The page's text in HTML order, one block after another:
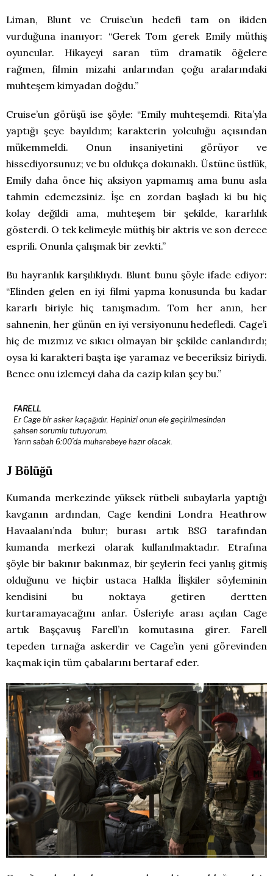
Liman, Blunt ve Cruise’un hedefi tam on ikiden
vurduğuna inanıyor: “Gerek Tom gerek Emily müthiş
oyuncular. Hikayeyi saran tüm dramatik öğelere
rağmen, filmin mizahi anlarından çoğu aralarındaki
muhteşem kimyadan doğdu.”
Cruise’un görüşü ise şöyle: “Emily muhteşemdi. Rita’yla
yaptığı şeye bayıldım; karakterin yolculuğu açısından
mükemmeldi. Onun insaniyetini görüyor ve
hissediyorsunuz; ve bu oldukça dokunaklı. Üstüne üstlük,
Emily daha önce hiç aksiyon yapmamış ama bunu asla
tahmin edemezsiniz. İşe en zordan başladı ki bu hiç
kolay değildi ama, muhteşem bir şekilde, kararlılık
gösterdi. O tek kelimeyle müthiş bir aktris ve son derece
esprili. Onunla çalışmak bir zevkti.”
Bu hayranlık karşılıklıydı. Blunt bunu şöyle ifade ediyor:
“Elinden gelen en iyi filmi yapma konusunda bu kadar
kararlı biriyle hiç tanışmadım. Tom her anın, her
sahnenin, her günün en iyi versiyonunu hedefledi. Cage’i
hiç de mızmız ve sıkıcı olmayan bir şekilde canlandırdı;
oysa ki karakteri başta işe yaramaz ve beceriksiz biriydi.
Bence onu izlemeyi daha da cazip kılan şey bu.”
FARELL
Er Cage bir asker kaçağıdır. Hepinizi onun ele geçirilmesinden
şahsen sorumlu tutuyorum.
Yarın sabah 6:00’da muharebeye hazır olacak.
J Bölüğü
Kumanda merkezinde yüksek rütbeli subaylarla yaptığı
kavganın ardından, Cage kendini Londra Heathrow
Havaalanı’nda bulur; burası artık BSG tarafından
kumanda merkezi olarak kullanılmaktadır. Etrafına
şöyle bir bakınır bakınmaz, bir şeylerin feci yanlış gitmiş
olduğunu ve hiçbir ustaca Halkla İlişkiler söyleminin
kendisini bu noktaya getiren dertten
kurtaramayacağını anlar. Üsleriyle arası açılan Cage
artık Başçavuş Farell’ın komutasına girer. Farell
tepeden tırnağa askerdir ve Cage’in yeni görevinden
kaçmak için tüm çabalarını bertaraf eder.